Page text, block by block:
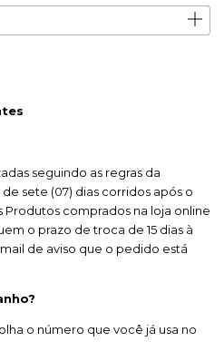
ALTERAR CEP
seguindo as regras da
sete (07) dias corridos após o
comprados na loja online
o prazo de troca de 15 dias à
de aviso que o pedido está
o número que você já usa no